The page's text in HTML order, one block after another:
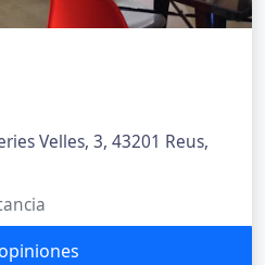
Velles, 3, 43201 Reus,